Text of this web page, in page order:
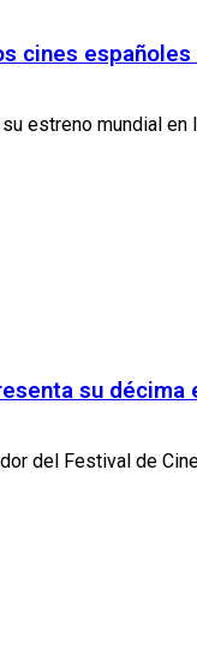
cines
estreno mundial en
su décima
del Festival de